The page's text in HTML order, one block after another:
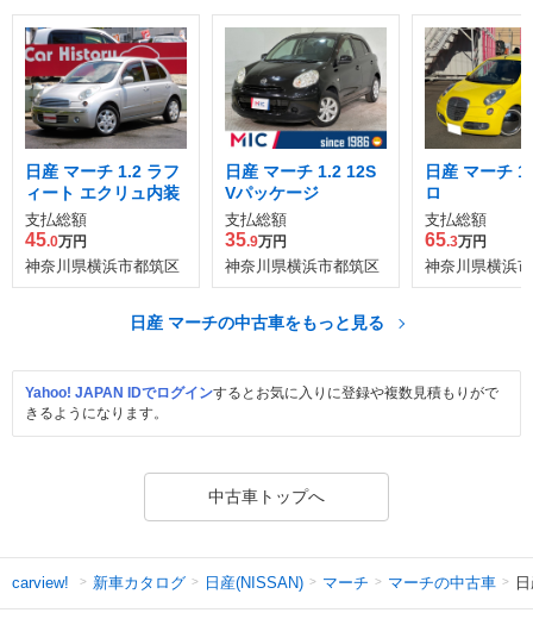
日産 マーチ 1.2 ラフ
ィート エクリュ内装
支払総額
45.0万円
神奈川県横浜市都筑区
日産 マーチ 1.2 12S
Vパッケージ
支払総額
35.9万円
神奈川県横浜市都筑区
日産 マーチ
ロ
支払総額
65.3万円
神奈川県横浜
日産 マーチの中古車をもっと見る
Yahoo! JAPAN IDでログインするとお気に入りに登録や複数見積もりがで
きるようになります。
中古車トップへ
carview! 新車カタログ 日産(NISSAN) マーチ マーチの中古車